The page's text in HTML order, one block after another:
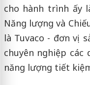
cho hành trình ấy
Năng lượng và
là Tuvaco - đơn vị
chuyên nghiệp các
năng lượng tiết